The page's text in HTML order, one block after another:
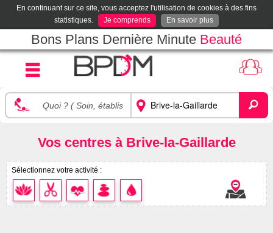
En continuant sur ce site, vous acceptez l'utilisation de cookies à des fins
statistiques.
Je comprends En savoir plus
Bons Plans Dernière Minute Beauté
Vos centres à Brive-la-Gaillarde
Sélectionnez votre activité :